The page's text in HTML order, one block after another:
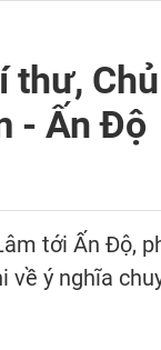
thư,
- Ấn Độ
tới Ấn Độ,
về ý nghĩa